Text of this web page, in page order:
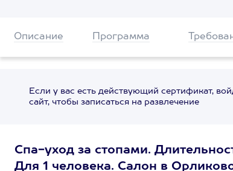
Описание Программа
Если у вас есть действующий сертификат,
сайт, чтобы записаться на развлечение
Спа-уход за стопами.
Для 1 человека. Салон в